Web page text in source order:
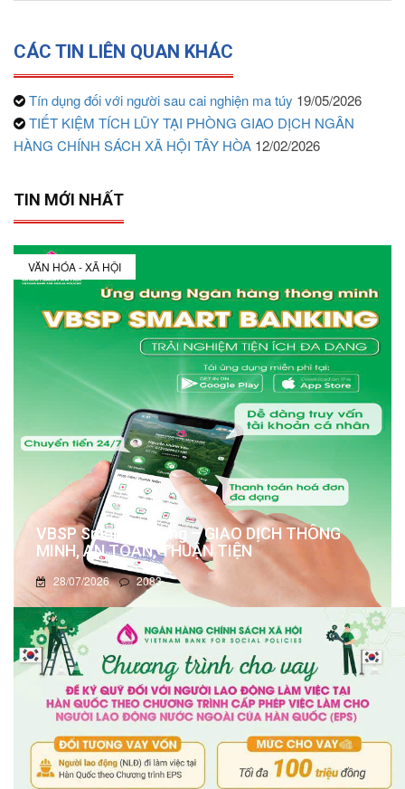
CÁC TIN LIÊN QUAN KHÁC
Tín dụng đối với người sau cai nghiện ma túy 19/05/2026
TIẾT KIỆM TÍCH LŨY TẠI PHÒNG GIAO DỊCH NGÂN
HÀNG CHÍNH SÁCH XÃ HỘI TÂY HÒA 12/02/2026
TIN MỚI NHẤT
VĂN HÓA - XÃ HỘI
VBSP Smart Banking – GIAO DỊCH THÔNG
MINH, AN TOÀN, THUẬN TIỆN
28/07/2026 2083